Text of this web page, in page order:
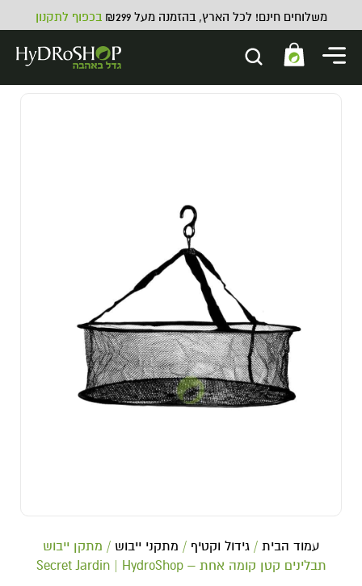
משלוחים חינם! לכל הארץ, בהזמנה מעל ₪299 בכפוף לתקנון
עמוד הבית / גידול וקטיף / מתקני ייבוש / מתקן ייבוש
תבלינים קטן קומה אחת – Secret Jardin | HydroShop
Green CAL-MAG - 5L